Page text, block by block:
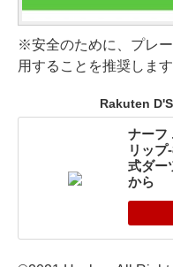
※安全のために、プレ
用することを推奨します
Rakuten
ナーフ
リップ
式ダー
から